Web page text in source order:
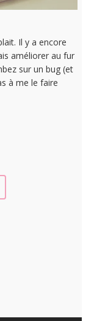
Il y a encore
améliorer au fur
sur un bug (et
à me le faire